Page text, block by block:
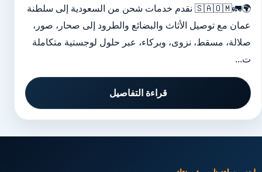
🌍🚛🇸🇦🇴🇲 نقدم خدمات شحن من السعودية إلى سلطنة
عمان مع توصيل الأثاث والبضائع والطرود إلى صحار، صور،
صلالة، مسقط، نزوى، وبركاء، عبر حلول لوجستية متكاملة
ت...
قراءة التفاصيل